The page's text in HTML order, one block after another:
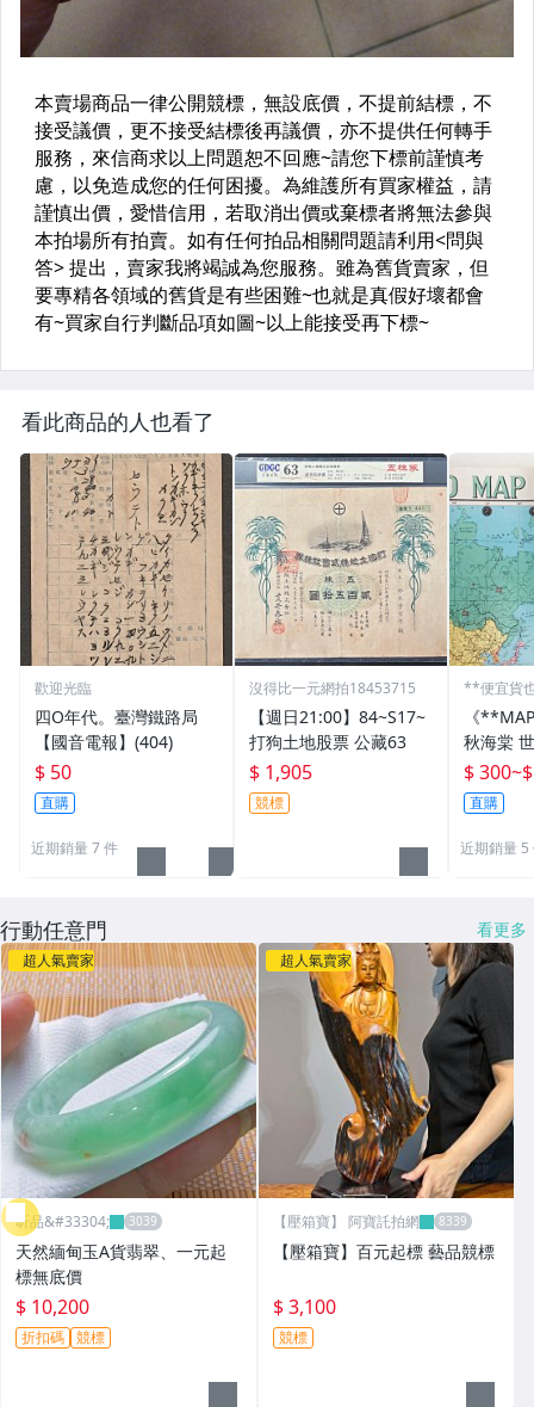
看此商品的人也看了
歡迎光臨
四O年代。臺灣鐵路局
【國音電報】(404)
$ 50
直購
近期銷量 7 件
沒得比一元網拍18453715
【週日21:00】84~S17~
打狗土地股票 公藏63
$ 1,905
競標
**便宜貨
《
秋海棠
國國旗)
$ 300~
直購
近期銷量 5
行動任意門 看更多
超人氣賣家
昕品&#33304;
天然緬甸玉A貨翡翠、一元起
標無底價
$ 10,200
折扣碼 競標
超人氣賣家
【壓箱寶】 阿寶託拍網
【壓箱寶】百元起標 藝品競標
$ 3,100
競標